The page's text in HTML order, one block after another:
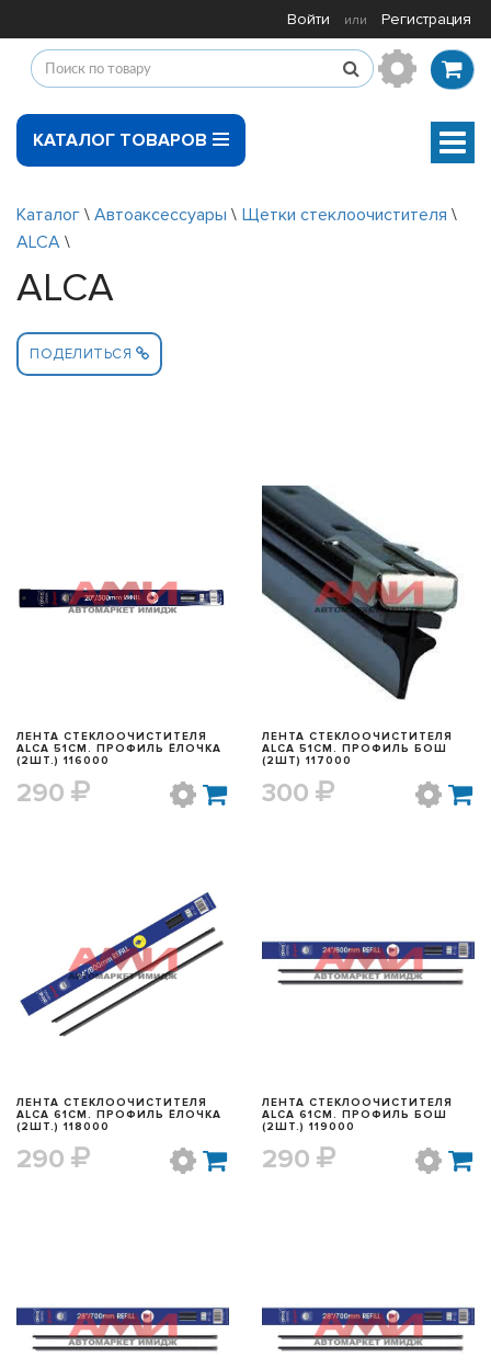
Войти или Регистрация
КАТАЛОГ ТОВАРОВ
Каталог \ Автоаксессуары \ Щетки стеклоочистителя \
ALCA \
ALCA
ПОДЕЛИТЬСЯ
БЫСТРЫЙ ПРОСМОТР
ЛЕНТА СТЕКЛООЧИСТИТЕЛЯ
ALCA 51СМ. ПРОФИЛЬ ЁЛОЧКА
(2ШТ.) 116000
290
БЫСТРЫЙ ПРОСМОТР
ЛЕНТА СТЕКЛООЧИСТИТЕЛЯ
ALCA 51СМ. ПРОФИЛЬ БОШ
(2ШТ) 117000
300
БЫСТРЫЙ ПРОСМОТР
ЛЕНТА СТЕКЛООЧИСТИТЕЛЯ
ALCA 61СМ. ПРОФИЛЬ ЁЛОЧКА
(2ШТ.) 118000
290
БЫСТРЫЙ ПРОСМОТР
ЛЕНТА СТЕКЛООЧИСТИТЕЛЯ
ALCA 61СМ. ПРОФИЛЬ БОШ
(2ШТ.) 119000
290
БЫСТРЫЙ ПРОСМОТР БЫСТРЫЙ ПРОСМОТР